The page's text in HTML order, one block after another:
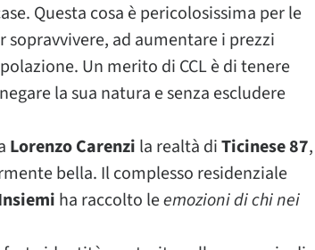
Questa cosa è pericolosissima per le
ad aumentare i prezzi
Un merito di CCL è di tenere
la sua natura e senza escludere
Lorenzo Carenzi la realtà diTicinese 87,
bella. Il complesso residenziale
ha raccolto leemozioni di chi nei